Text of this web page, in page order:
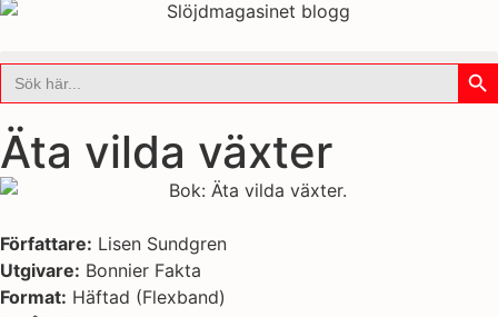
Sök
efter:
Äta vilda växter
Författare: Lisen Sundgren
Utgivare: Bonnier Fakta
Format: Häftad (Flexband)